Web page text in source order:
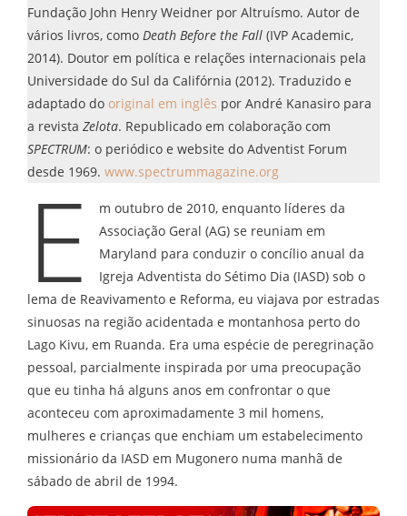
Fundação John Henry Weidner por Altruísmo. Autor de
vários livros, como Death Before the Fall (IVP Academic,
2014). Doutor em política e relações internacionais pela
Universidade do Sul da Califórnia (2012). Traduzido e
adaptado do original em inglês por André Kanasiro para
a revista Zelota. Republicado em colaboração com
SPECTRUM: o periódico e website do Adventist Forum
desde 1969. www.spectrummagazine.org
E
m outubro de 2010, enquanto líderes da
Associação Geral (AG) se reuniam em
Maryland para conduzir o concílio anual da
Igreja Adventista do Sétimo Dia (IASD) sob o
lema de Reavivamento e Reforma, eu viajava por estradas
sinuosas na região acidentada e montanhosa perto do
Lago Kivu, em Ruanda. Era uma espécie de peregrinação
pessoal, parcialmente inspirada por uma preocupação
que eu tinha há alguns anos em confrontar o que
aconteceu com aproximadamente 3 mil homens,
mulheres e crianças que enchiam um estabelecimento
missionário da IASD em Mugonero numa manhã de
sábado de abril de 1994.